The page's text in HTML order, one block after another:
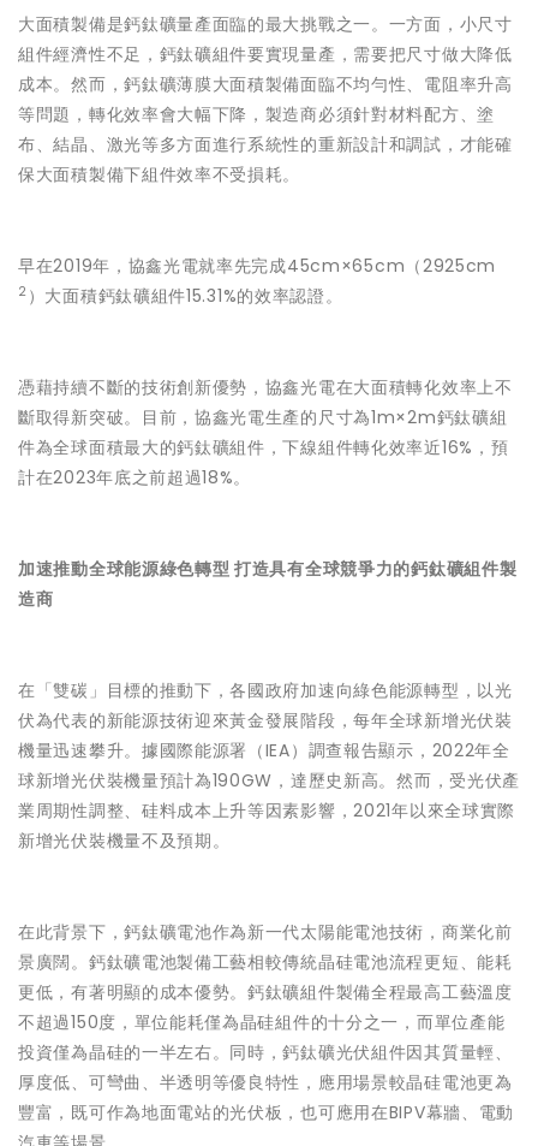
大面積製備是鈣鈦礦量產面臨的最大挑戰之一。一方面，小尺寸
組件經濟性不足，鈣鈦礦組件要實現量產，需要把尺寸做大降低
成本。然而，鈣鈦礦薄膜大面積製備面臨不均勻性、電阻率升高
等問題，轉化效率會大幅下降，製造商必須針對材料配方、塗
布、結晶、激光等多方面進行系統性的重新設計和調試，才能確
保大面積製備下組件效率不受損耗。
早在2019年，協鑫光電就率先完成45cm×65cm（2925cm
2 ）大面積鈣鈦礦組件15.31%的效率認證。
憑藉持續不斷的技術創新優勢，協鑫光電在大面積轉化效率上不
斷取得新突破。目前，協鑫光電生產的尺寸為1m×2m鈣鈦礦組
件為全球面積最大的鈣鈦礦組件，下線組件轉化效率近16%，預
計在2023年底之前超過18%。
加速推動全球能源綠色轉型 打造具有全球競爭力的鈣鈦礦組件製
造商
在「雙碳」目標的推動下，各國政府加速向綠色能源轉型，以光
伏為代表的新能源技術迎來黃金發展階段，每年全球新增光伏裝
機量迅速攀升。據國際能源署（IEA）調查報告顯示，2022年全
球新增光伏裝機量預計為190GW，達歷史新高。然而，受光伏產
業周期性調整、硅料成本上升等因素影響，2021年以來全球實際
新增光伏裝機量不及預期。
在此背景下，鈣鈦礦電池作為新一代太陽能電池技術，商業化前
景廣闊。鈣鈦礦電池製備工藝相較傳統晶硅電池流程更短、能耗
更低，有著明顯的成本優勢。鈣鈦礦組件製備全程最高工藝溫度
不超過150度，單位能耗僅為晶硅組件的十分之一，而單位產能
投資僅為晶硅的一半左右。同時，鈣鈦礦光伏組件因其質量輕、
厚度低、可彎曲、半透明等優良特性，應用場景較晶硅電池更為
豐富，既可作為地面電站的光伏板，也可應用在BIPV幕牆、電動